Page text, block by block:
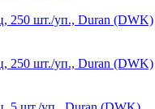
250 шт./уп., Duran (DWK)
250 шт./уп., Duran (DWK)